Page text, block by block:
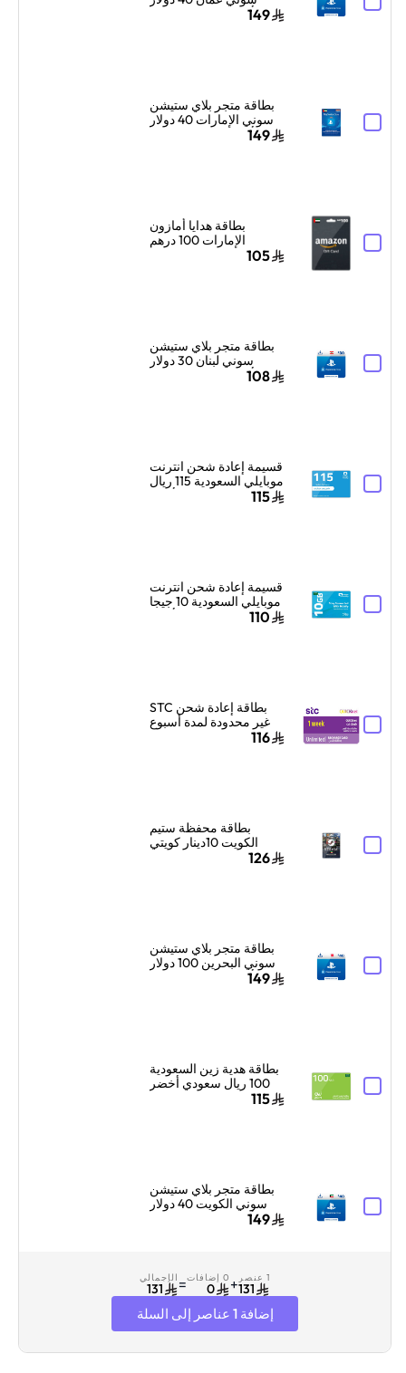
أمريكي إرسال الكود149
بطاقة متجر بلاي ستيشن
سوني الإمارات 40 دولار
أمريكي إرسال الكود149
بطاقة هدايا أمازون
الإمارات 100 درهم
إماراتي إرسال الكود105
بطاقة متجر بلاي ستيشن
سوني لبنان 30 دولار
أمريكي إرسال الكود108
قسيمة إعادة شحن انترنت
موبايلي السعودية 115 ريال
115
قسيمة إعادة شحن انترنت
موبايلي السعودية 10 جيجا
بايت لشهر واحد أزرق110
بطاقة إعادة شحن STC
غير محدودة لمدة أسبوع
116
بطاقة محفظة ستيم
الكويت 10دينار كويتي
إرسال الكود الرقمي126
بطاقة متجر بلاي ستيشن
سوني البحرين 100 دولار
أمريكي إرسال الكود149
بطاقة هدية زين السعودية
100 ريال سعودي أخضر
115
بطاقة متجر بلاي ستيشن
سوني الكويت 40 دولار
أمريكي إرسال الكود149
1 عنصر
131
+ 0 إضافات
0
= الإجمالي
131
إضافة 1 عناصر إلى السلة